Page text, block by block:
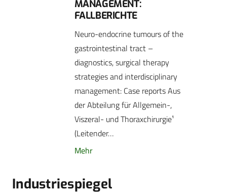
MANAGEMENT:
FALLBERICHTE
Neuro-endocrine tumours of the
gastrointestinal tract –
diagnostics, surgical therapy
strategies and interdisciplinary
management: Case reports Aus
der Abteilung für Allgemein-,
Viszeral- und Thoraxchirurgie¹
(Leitender…
Mehr
Industriespiegel